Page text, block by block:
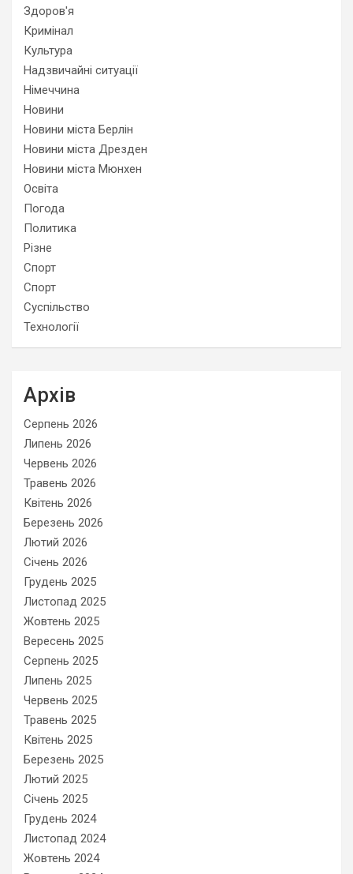
Здоров'я
Кримінал
Культура
Надзвичайні ситуації
Німеччина
Новини
Новини міста Берлін
Новини міста Дрезден
Новини міста Мюнхен
Освіта
Погода
Политика
Різне
Спорт
Спорт
Суспільство
Технології
Архів
Серпень 2026
Липень 2026
Червень 2026
Травень 2026
Квітень 2026
Березень 2026
Лютий 2026
Січень 2026
Грудень 2025
Листопад 2025
Жовтень 2025
Вересень 2025
Серпень 2025
Липень 2025
Червень 2025
Травень 2025
Квітень 2025
Березень 2025
Лютий 2025
Січень 2025
Грудень 2024
Листопад 2024
Жовтень 2024